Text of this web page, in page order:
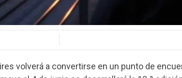
volverá a convertirse en un punto de